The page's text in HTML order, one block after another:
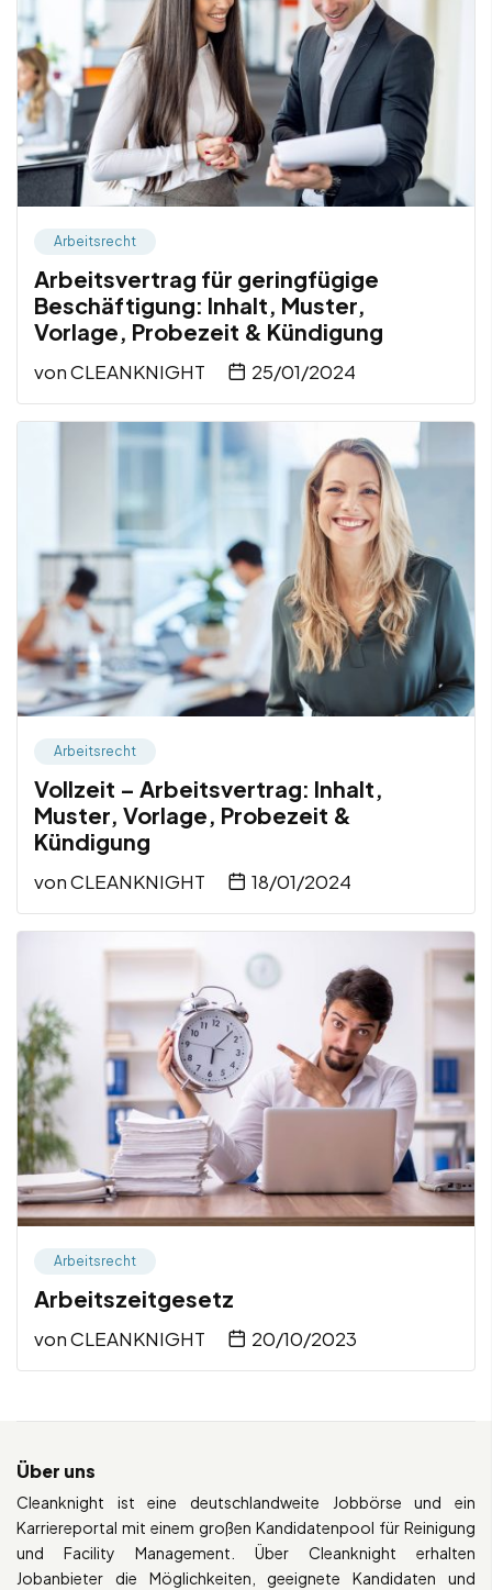
Arbeitsrecht
Arbeitsvertrag für geringfügige
Beschäftigung: Inhalt, Muster,
Vorlage, Probezeit & Kündigung
vonCLEANKNIGHT 25/01/2024
Arbeitsrecht
Vollzeit – Arbeitsvertrag: Inhalt,
Muster, Vorlage, Probezeit &
Kündigung
vonCLEANKNIGHT 18/01/2024
Arbeitsrecht
Arbeitszeitgesetz
vonCLEANKNIGHT 20/10/2023
Über uns
Cleanknight ist eine deutschlandweite Jobbörse und ein
Karriereportal mit einem großen Kandidatenpool für Reinigung
und Facility Management. Über Cleanknight erhalten
Jobanbieter die Möglichkeiten, geeignete Kandidaten und